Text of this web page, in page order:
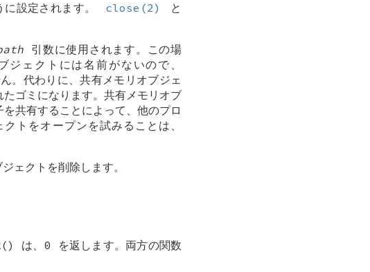
に設定されます。 close(2)
と
引数に使用されます。この場
ェクトには名前がないので、
。代わりに、共有メモリオブジェ
ゴミになります。共有メモリオブ
共有することによって、他のプロ
トをオープンを試みることは、
ェクトを削除します。
() は、0 を返します。両方の関数